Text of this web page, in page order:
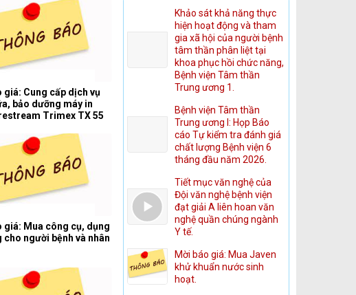
giá: Cung cấp dịch vụ
bảo dưỡng máy in
Trimex TX 55
giá: Mua công cụ, dụng
cho người bệnh và nhân
Khảo sát khả năng thực
hiện hoạt động và tham
gia xã hội của người bệnh
tâm thần phân liệt tại
khoa phục hồi chức năng,
Bệnh viện Tâm thần
Trung ương 1.
Bệnh viện Tâm thần
Trung ương I: Họp Báo
cáo Tự kiểm tra đánh giá
chất lượng Bệnh viện 6
tháng đầu năm 2026.
Tiết mục văn nghệ của
Đội văn nghệ bệnh viện
đạt giải A liên hoan văn
nghệ quần chúng ngành
Y tế.
Mời báo giá: Mua Javen
khử khuẩn nước sinh
hoạt.